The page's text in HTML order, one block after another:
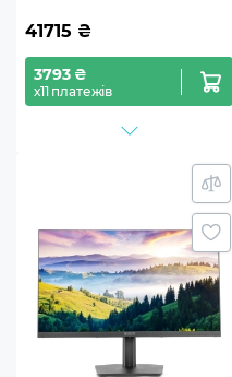
41715 ₴
3793 ₴
х11 платежів